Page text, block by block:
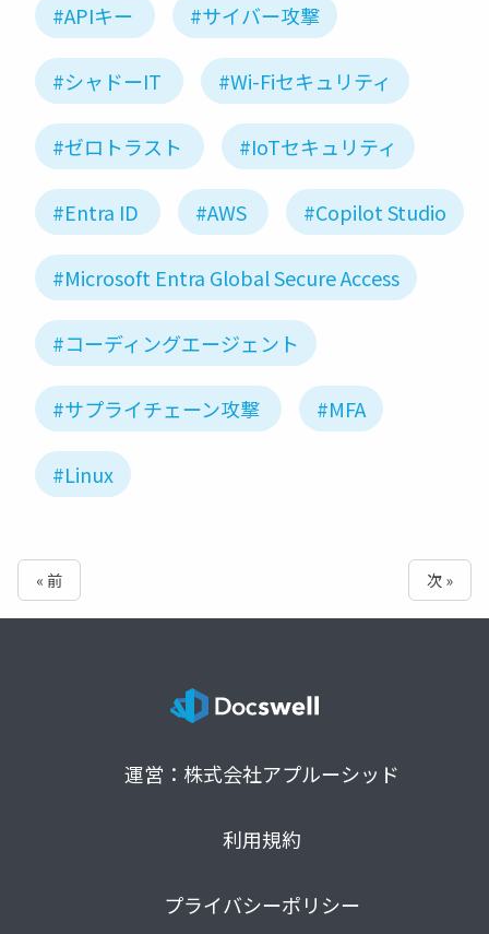
#APIキー #サイバー攻撃
#シャドーIT #Wi-Fiセキュリティ
#ゼロトラスト #IoTセキュリティ
#Entra ID #AWS #Copilot Studio
#Microsoft Entra Global Secure Access
#コーディングエージェント
#サプライチェーン攻撃 #MFA
#Linux
« 前 次 »
運営：株式会社アプルーシッド
利用規約
プライバシーポリシー